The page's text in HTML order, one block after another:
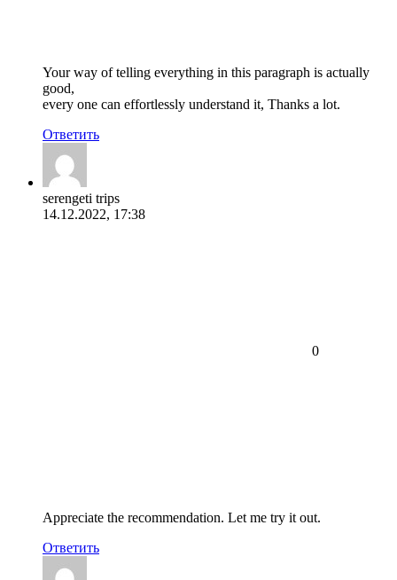
Your way of telling everything in this paragraph is actually
good,
every one can effortlessly understand it, Thanks a lot.
Ответить
serengeti trips
14.12.2022, 17:38
0
Appreciate the recommendation. Let me try it out.
Ответить